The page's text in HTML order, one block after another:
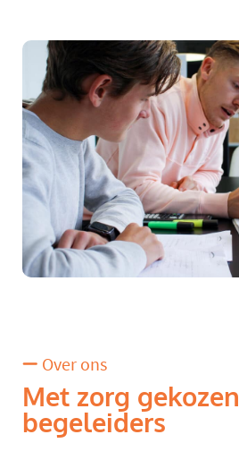
Over ons
Met zorg gekozen
begeleiders